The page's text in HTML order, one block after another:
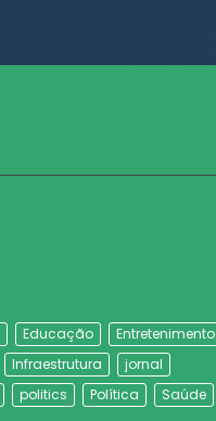
Educação
Entretenimento
Infraestrutura
jornal
politics Política
Saúde